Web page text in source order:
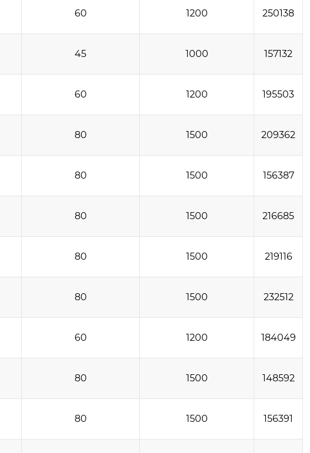
60 1200 250138
45 1000 157132
60 1200 195503
80 1500 209362
80 1500 156387
80 1500 216685
80 1500 219116
80 1500 232512
60 1200 184049
80 1500 148592
80 1500 156391